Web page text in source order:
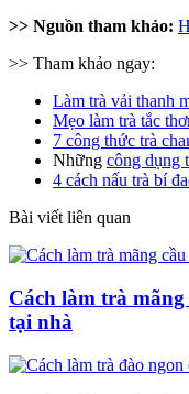
>> Nguồn tham khảo:
>> Tham khảo ngay:
Làm trà vải thanh
Mẹo làm trà tắc
7 công thức trà
Những công dụng
4 cách nấu trà bí
Bài viết liên quan
Cách làm trà
tại nhà